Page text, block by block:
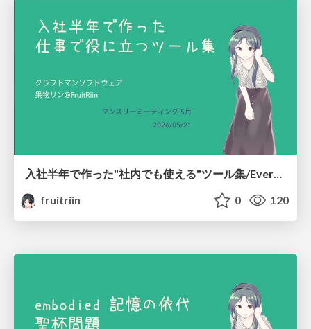
入社半年で作った"社内でも使える"ツール集/Everything I Built on the Side in Half a Year
fruitriin
0 120